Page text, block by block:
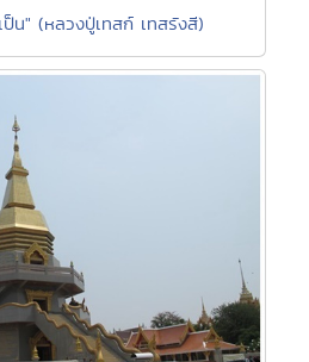
น" (หลวงปู่เทสก์ เทสรังสี)